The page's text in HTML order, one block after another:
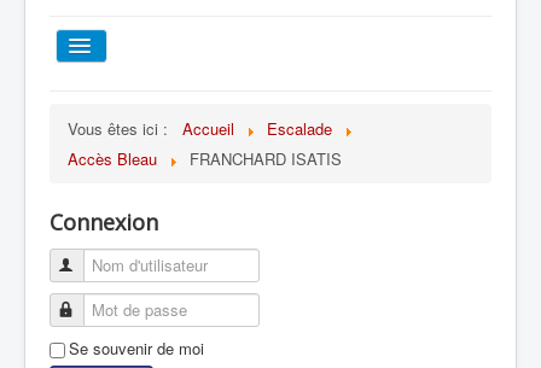
TOUT SUR LE GUMS
ESCALADE
ALPINISME
SKI DE RANDONNÉE
Vous êtes ici : Accueil
Escalade
Accès Bleau
FRANCHARD ISATIS
Connexion
Se souvenir de moi